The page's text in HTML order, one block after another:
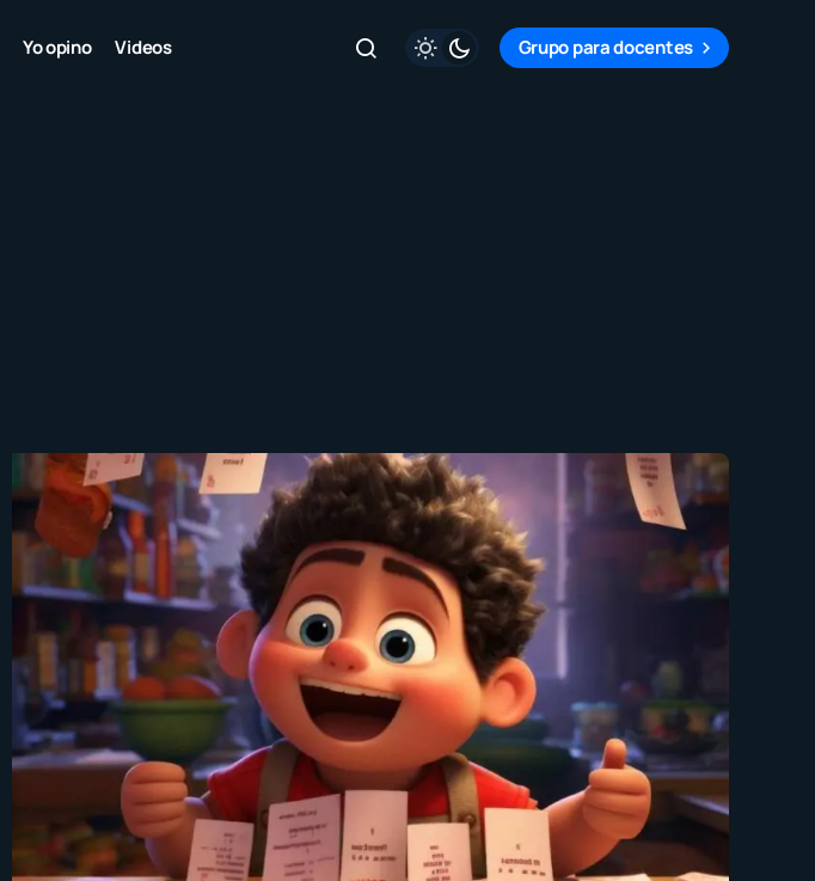
Yo opino Videos Grupo para docentes